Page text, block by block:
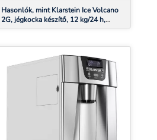
Hasonlók, mint Klarstein Ice Volcano
2G, jégkocka készítő, 12 kg/24 h,
jékockagyártó, LED, piros